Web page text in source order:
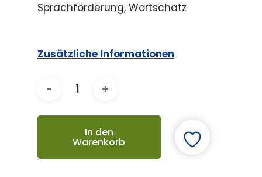
Sprachförderung, Wortschatz
Zusätzliche Informationen
In den
Warenkorb